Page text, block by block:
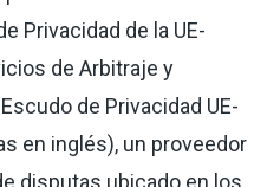
Privacidad de la UE-
de Arbitraje y
de Privacidad UE-
en inglés), un proveedor
disputas ubicado en los